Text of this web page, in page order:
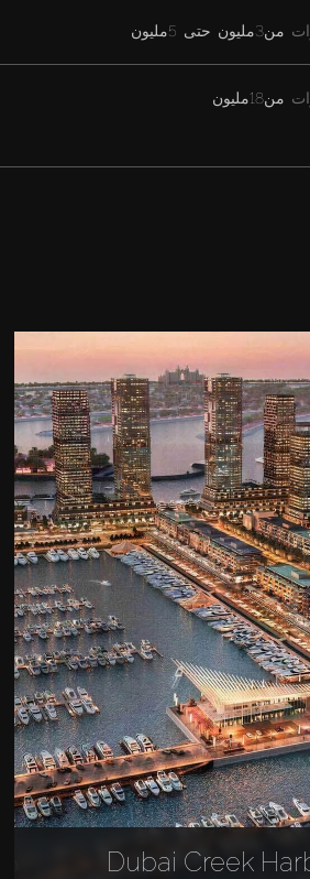
من3مليون حتى 5مليون
من18مليون
Dubai Creek